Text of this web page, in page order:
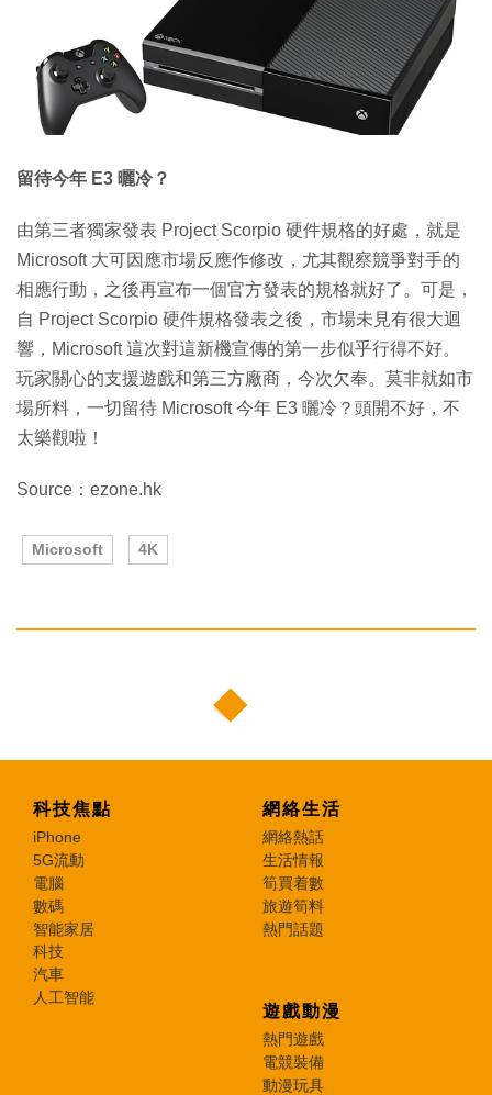
留待今年 E3 曬冷？
由第三者獨家發表 Project Scorpio 硬件規格的好處，就是
Microsoft 大可因應市場反應作修改，尤其觀察競爭對手的
相應行動，之後再宣布一個官方發表的規格就好了。可是，
自 Project Scorpio 硬件規格發表之後，市場未見有很大迴
響，Microsoft 這次對這新機宣傳的第一步似乎行得不好。
玩家關心的支援遊戲和第三方廠商，今次欠奉。莫非就如市
場所料，一切留待 Microsoft 今年 E3 曬冷？頭開不好，不
太樂觀啦！
Source：ezone.hk
Microsoft 4K
科技焦點
iPhone
5G流動
電腦
數碼
智能家居
科技
汽車
人工智能
網絡生活
網絡熱話
生活情報
筍買着數
旅遊筍料
熱門話題
遊戲動漫
熱門遊戲
電競裝備
動漫玩具